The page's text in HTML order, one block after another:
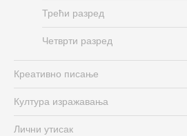
Трећи разред
Четврти разред
Креативно писање
Култура изражавања
Лични утисак